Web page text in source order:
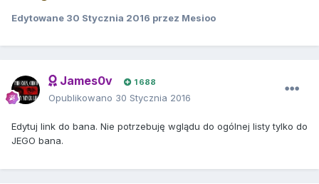
Edytowane 30 Stycznia 2016 przez Mesioo
James0v 1 688
Opublikowano 30 Stycznia 2016
Edytuj link do bana. Nie potrzebuję wglądu do ogólnej listy tylko do
JEGO bana.